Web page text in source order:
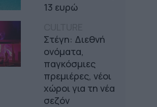
13 ευρώ
Στέγη: Διεθνή
ονόματα,
παγκόσμιες
πρεμιέρες, νέοι
χώροι για τη νέα
σεζόν